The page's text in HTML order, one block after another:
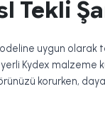
Tekli
uygun olarak
Kydex malzeme
korurken,